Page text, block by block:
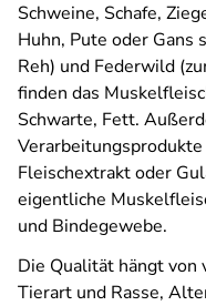
Schweine, Schafe,
Huhn, Pute oder
Reh) und Federwild
finden das
Schwarte, Fett.
Fleischextrakt oder
eigentliche
und Bindegewebe.
Die Qualität hängt von
Tierart und Rasse,